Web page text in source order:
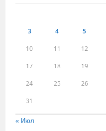
3 4 5
10 11 12
17 18 19
24 25 26
31
« Июл